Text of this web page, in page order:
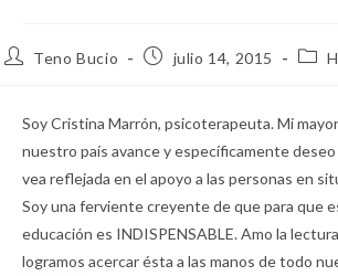
Teno Bucio julio 14, 2015
Soy Cristina Marrón, psicoterapeuta. Mi
nuestro país avance y específicamente
vea reflejada en el apoyo a las personas en
Soy una ferviente creyente de que para que
educación es INDISPENSABLE. Amo la
logramos acercar ésta a las manos de todo